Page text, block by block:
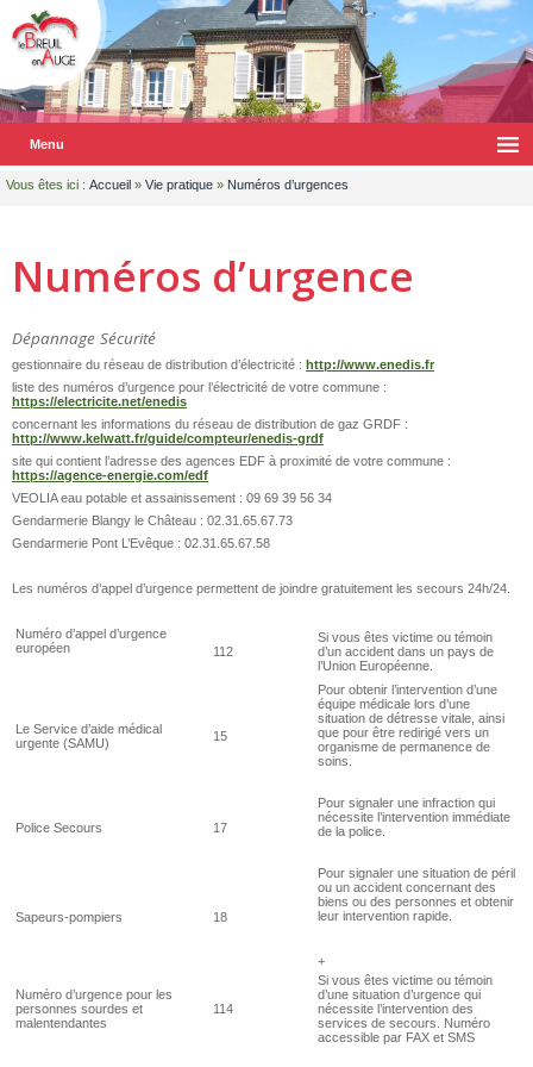
Menu
Vous êtes ici : Accueil » Vie pratique » Numéros d’urgences
Numéros d’urgence
Dépannage Sécurité
gestionnaire du réseau de distribution d’électricité : http://www.enedis.fr
liste des numéros d’urgence pour l’électricité de votre commune :
https://electricite.net/enedis
concernant les informations du réseau de distribution de gaz GRDF :
http://www.kelwatt.fr/guide/compteur/enedis-grdf
site qui contient l’adresse des agences EDF à proximité de votre commune :
https://agence-energie.com/edf
VEOLIA eau potable et assainissement : 09 69 39 56 34
Gendarmerie Blangy le Château : 02.31.65.67.73
Gendarmerie Pont L’Evêque : 02.31.65.67.58
Les numéros d’appel d’urgence permettent de joindre gratuitement les secours 24h/24.
Numéro d’appel d’urgence
européen
112
Si vous êtes victime ou témoin
d’un accident dans un pays de
l’Union Européenne.
Le Service d’aide médical
urgente (SAMU)
15
Pour obtenir l’intervention d’une
équipe médicale lors d’une
situation de détresse vitale, ainsi
que pour être redirigé vers un
organisme de permanence de
soins.
Police Secours 17
Pour signaler une infraction qui
nécessite l’intervention immédiate
de la police.
Sapeurs-pompiers 18
Pour signaler une situation de péril
ou un accident concernant des
biens ou des personnes et obtenir
leur intervention rapide.
+
Numéro d’urgence pour les
personnes sourdes et
malentendantes
114
Si vous êtes victime ou témoin
d’une situation d’urgence qui
nécessite l’intervention des
services de secours. Numéro
accessible par FAX et SMS